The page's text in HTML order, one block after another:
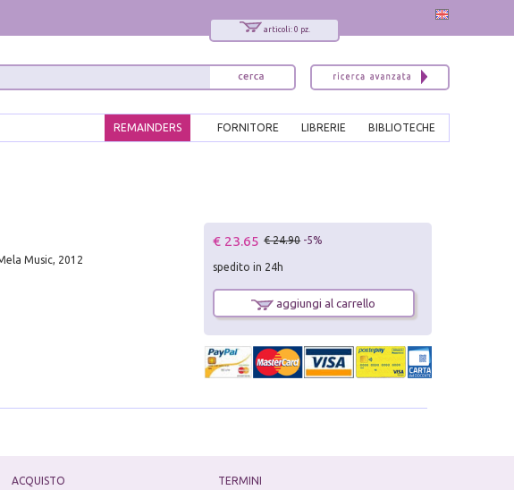
articoli: 0 pz.
BIBLIOTECHE
LIBRERIE
FORNITORE
REMAINDERS
Music, 2012
€ 23.65 € 24.90 -5%
spedito in 24h
aggiungi al carrello
ACQUISTO
TERMINI